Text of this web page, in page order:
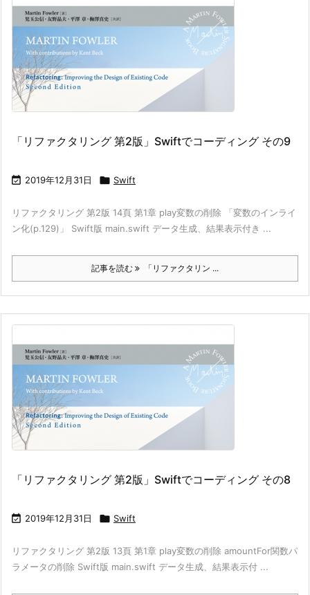
「リファクタリング 第2版」Swiftでコーディング その9
 2019年12月31日  Swift
リファクタリング 第2版 14頁 第1章 play変数の削除 「変数のインライ
ン化(p.129)」 Swift版 main.swift データ生成、結果表示付き ...
記事を読む 「リファクタリン ...
「リファクタリング 第2版」Swiftでコーディング その8
 2019年12月31日  Swift
リファクタリング 第2版 13頁 第1章 play変数の削除 amountFor関数パ
ラメータの削除 Swift版 main.swift データ生成、結果表示付 ...